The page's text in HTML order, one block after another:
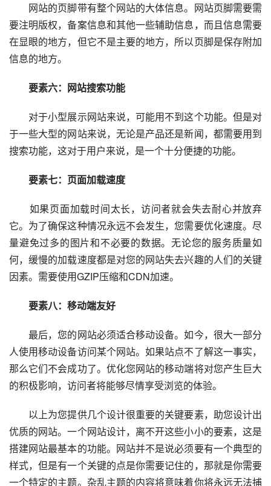
网站的页脚带有整个网站的大体信息。网站页脚需要需
要注明版权，备案信息和其他一些辅助信息，而且信息需要
在显眼的地方，但它不是主要的地方，所以页脚是保存附加
信息的地方。
要素六：网站搜索功能
对于小型展示网站来说，可能用不到这个功能。但是对
于一些大型的网站来说，无论是产品还是新闻，都需要用到
搜索功能，这对于用户来说，是一个十分便捷的功能。
要素七：页面加载速度
如果页面加载时间太长，访问者就会失去耐心并放弃
它。为了确保这种情况永远不会发生，您需要优化速度。尽
量避免过多的图片和不必要的数据。无论您的服务质量如
何，缓慢的加载速度都是对您的网站失去兴趣的人们的关键
因素。需要使用GZIP压缩和CDN加速。
要素八：移动端友好
最后，您的网站必须适合移动设备。如今，很大一部分
人使用移动设备访问某个网站。如果站点不了解这一事实，
那么它们不会成功了。优化您网站的移动端将对您产生巨大
的积极影响，访问者将能够尽情享受浏览的体验。
以上为您提供几个设计很重要的关键要素，助您设计出
优质的网站。一个网站设计，离不开这些小小的要素，这是
搭建网站最基本的功能。网站并不是说必须要有一个典型的
样式，但是有一个关键的点是你需要记住的，那就是你需要
一个特定的主题。杂乱主题的内容将意味着你将永远无法捕